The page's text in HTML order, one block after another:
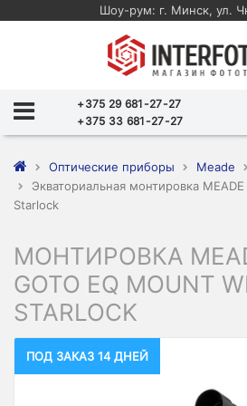
Шоу-рум: г. Минск, ул.
+375 29 681-27-27
+375 33 681-27-27
Оптические приборы Meade
Экваториальная монтировка
Starlock
МОНТИРОВКА
GOTO EQ MOUNT
STARLOCK
ПОД ЗАКАЗ 14 ДНЕЙ